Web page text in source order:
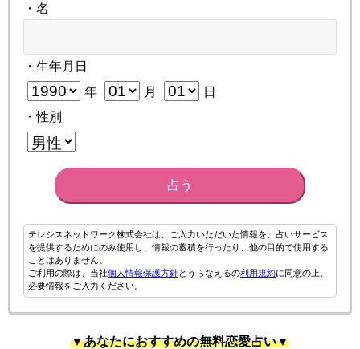
・名
・生年月日
年 月
日
・性別
占う
テレシスネットワーク株式会社は、ご入力いただいた情報を、占いサービス
を提供するためにのみ使用し、情報の蓄積を行ったり、他の目的で使用する
ことはありません。
ご利用の際は、当社個人情報保護方針とうらなえるの利用規約に同意の上、
必要情報をご入力ください。
▼あなたにおすすめの無料恋愛占い▼